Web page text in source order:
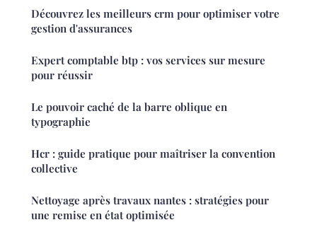
Découvrez les meilleurs crm pour optimiser votre
gestion d'assurances
Expert comptable btp : vos services sur mesure
pour réussir
Le pouvoir caché de la barre oblique en
typographie
Hcr : guide pratique pour maîtriser la convention
collective
Nettoyage après travaux nantes : stratégies pour
une remise en état optimisée